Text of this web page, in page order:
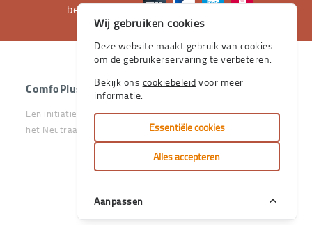
huis
stevige
zijn.
betalen met
ComfoPlus - 2026 - Alle rechten voorbehouden.
Een initiatief van het Vlaams & Neutraal Ziekenfonds en van
het Neutraal Ziekenfonds Vlaanderen
Handcrafted
Wij gebruiken cookies
Deze website maakt gebruik van cookies
om de gebruikerservaring te verbeteren.
Bekijk ons cookiebeleid voor meer
informatie.
Essentiële cookies
Alles accepteren
Aanpassen